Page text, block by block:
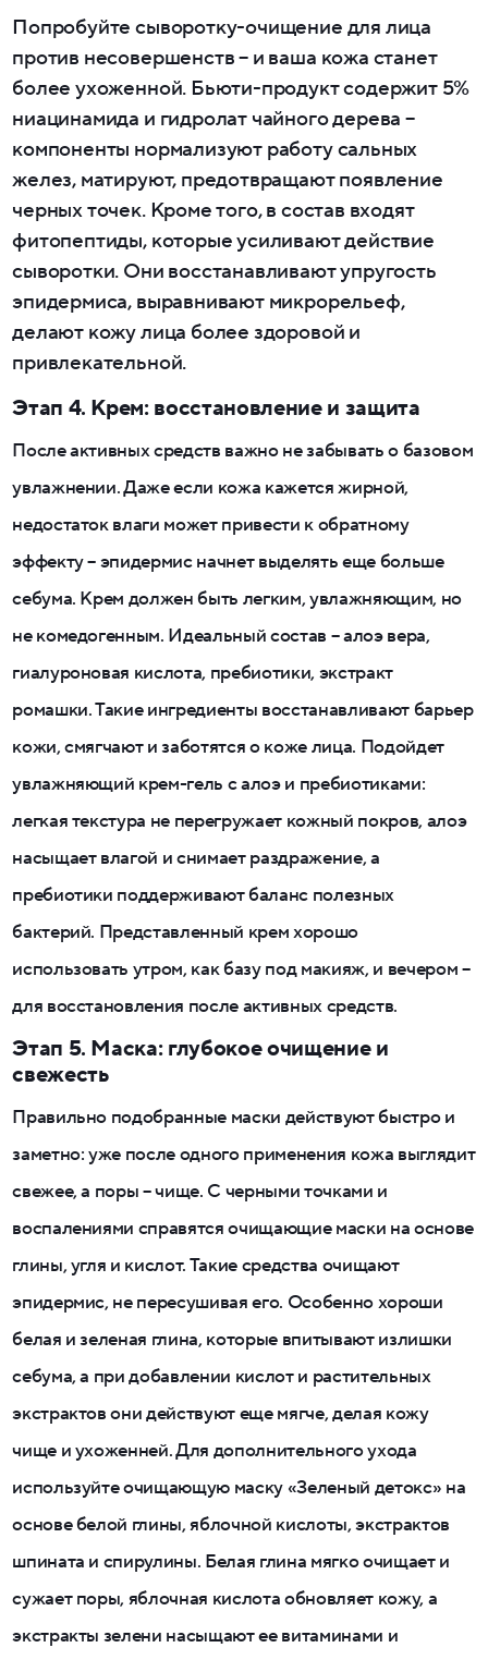
Попробуйте сыворотку-очищение для лица
против несовершенств – и ваша кожа станет
более ухоженной. Бьюти-продукт содержит 5%
ниацинамида и гидролат чайного дерева –
компоненты нормализуют работу сальных
желез, матируют, предотвращают появление
черных точек. Кроме того, в состав входят
фитопептиды, которые усиливают действие
сыворотки. Они восстанавливают упругость
эпидермиса, выравнивают микрорельеф,
делают кожу лица более здоровой и
привлекательной.
Этап 4. Крем: восстановление и защита
После активных средств важно не забывать о базовом
увлажнении. Даже если кожа кажется жирной,
недостаток влаги может привести к обратному
эффекту – эпидермис начнет выделять еще больше
себума. Крем должен быть легким, увлажняющим, но
не комедогенным. Идеальный состав – алоэ вера,
гиалуроновая кислота, пребиотики, экстракт
ромашки. Такие ингредиенты восстанавливают барьер
кожи, смягчают и заботятся о коже лица. Подойдет
увлажняющий крем-гель с алоэ и пребиотиками:
легкая текстура не перегружает кожный покров, алоэ
насыщает влагой и снимает раздражение, а
пребиотики поддерживают баланс полезных
бактерий. Представленный крем хорошо
использовать утром, как базу под макияж, и вечером –
для восстановления после активных средств.
Этап 5. Маска: глубокое очищение и
свежесть
Правильно подобранные маски действуют быстро и
заметно: уже после одного применения кожа выглядит
свежее, а поры – чище. С черными точками и
воспалениями справятся очищающие маски на основе
глины, угля и кислот. Такие средства очищают
эпидермис, не пересушивая его. Особенно хороши
белая и зеленая глина, которые впитывают излишки
себума, а при добавлении кислот и растительных
экстрактов они действуют еще мягче, делая кожу
чище и ухоженней. Для дополнительного ухода
используйте очищающую маску «Зеленый детокс» на
основе белой глины, яблочной кислоты, экстрактов
шпината и спирулины. Белая глина мягко очищает и
сужает поры, яблочная кислота обновляет кожу, а
экстракты зелени насыщают ее витаминами и